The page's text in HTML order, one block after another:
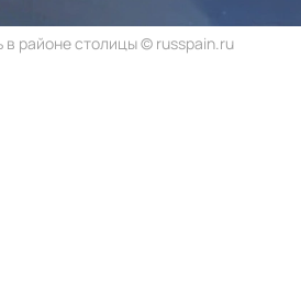
районе столицы © russpain.ru